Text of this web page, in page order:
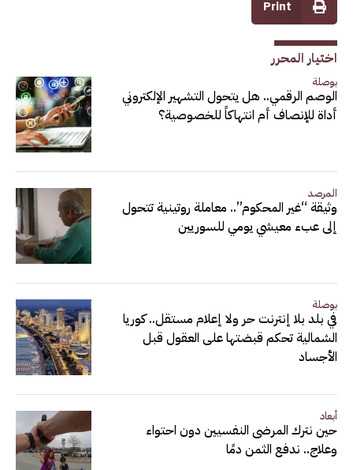
Print
اختيار المحرر
بوصلة
الوصم الرقمي.. هل يتحول التشهير الإلكتروني
أداة للإنصاف أم انتهاكاً للخصوصية؟
المرصد
وثيقة “غير المحكوم”.. معاملة روتينية تتحول
إلى عبء معيشي يومي للسوريين
بوصلة
في بلد بلا إنترنت حر ولا إعلام مستقل.. كوريا
الشمالية تحكم قبضتها على العقول قبل
الأجساد
أبعاد
حين نترك المرضى النفسيين دون احتواء
وعلاج.. ندفع الثمن دمًا